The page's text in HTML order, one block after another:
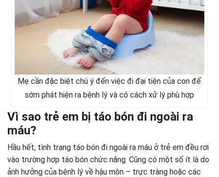
Mẹ cần đặc biệt chú ý đến việc đi đại tiện của con để
sớm phát hiện ra bệnh lý và có cách xử lý phù hợp
Vì sao trẻ em bị táo bón đi ngoài ra
máu?
Hầu hết, tình trạng táo bón đi ngoài ra máu ở trẻ em đều rơi
vào trường hợp táo bón chức năng. Cũng có một số ít là do
ảnh hưởng của bệnh lý về hậu môn – trực tràng hoặc các